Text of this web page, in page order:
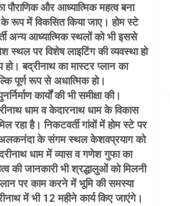
पौराणिक और आध्यात्मिक महत्व बना
के रूप में विकसित किया जाए। होम स्टे
अन्य आध्यात्मिक स्थलों को भी इससे
स्थल पर विशेष लाइटिंग की व्यवस्था हो
बद्रीनाथ का मास्टर प्लान का
पूर्ण रूप से अधात्मिक हो।
कार्यों की भी समीक्षा की।
धाम व केदारनाथ धाम के विकास
रहा है। निकटवर्ती गांवों में होम स्टे पर
अलकनंदा के संगम स्थल केशवप्रयाग को
धाम में व्यास व गणेश गुफा का
की जानकारी भी श्रद्धालुओं को मिलनी
पर काम करने में भूमि की समस्या
में भी 12 महीने कार्य किए जाएंगे।